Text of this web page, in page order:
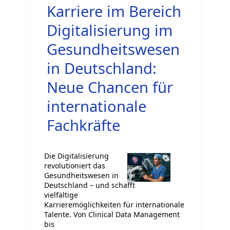
Karriere im Bereich
Digitalisierung im
Gesundheitswesen
in Deutschland:
Neue Chancen für
internationale
Fachkräfte
Die Digitalisierung
revolutioniert das
Gesundheitswesen in
Deutschland – und schafft
vielfältige
Karrieremöglichkeiten für internationale
Talente. Von Clinical Data Management
bis